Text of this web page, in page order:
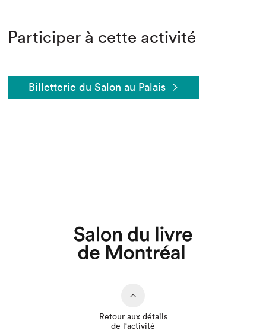
Participer à cette activité
Billetterie du Salon au Palais
Retour aux détails
de l'activité